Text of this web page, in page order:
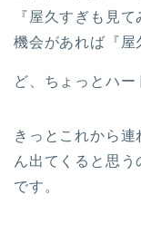
『屋久すぎも見て
機会があれば『屋
ど、ちょっとハー
きっとこれから
ん出てくると思う
です。